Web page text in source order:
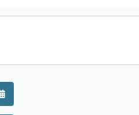
Kalender öffnen